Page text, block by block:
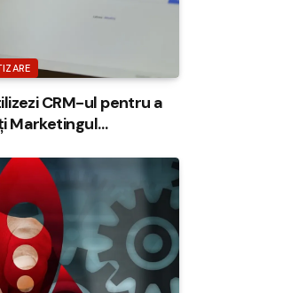
CRM-ul pentru a
Marketingul